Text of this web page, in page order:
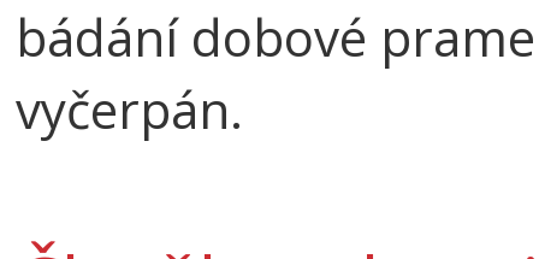
bádání dobové
vyčerpán.